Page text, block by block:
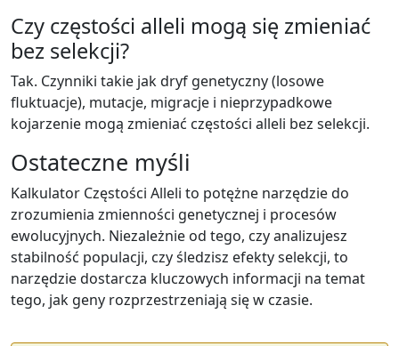
Czy częstości alleli mogą się zmieniać
bez selekcji?
Tak. Czynniki takie jak dryf genetyczny (losowe
fluktuacje), mutacje, migracje i nieprzypadkowe
kojarzenie mogą zmieniać częstości alleli bez selekcji.
Ostateczne myśli
Kalkulator Częstości Alleli to potężne narzędzie do
zrozumienia zmienności genetycznej i procesów
ewolucyjnych. Niezależnie od tego, czy analizujesz
stabilność populacji, czy śledzisz efekty selekcji, to
narzędzie dostarcza kluczowych informacji na temat
tego, jak geny rozprzestrzeniają się w czasie.